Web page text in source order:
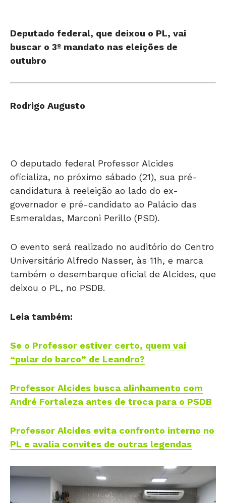
Deputado federal, que deixou o PL, vai
buscar o 3º mandato nas eleições de
outubro
Rodrigo Augusto
O deputado federal Professor Alcides
oficializa, no próximo sábado (21), sua pré-
candidatura à reeleição ao lado do ex-
governador e pré-candidato ao Palácio das
Esmeraldas, Marconi Perillo (PSD).
O evento será realizado no auditório do Centro
Universitário Alfredo Nasser, às 11h, e marca
também o desembarque oficial de Alcides, que
deixou o PL, no PSDB.
Leia também:
Se o Professor estiver certo, quem vai
“pular do barco” de Leandro?
Professor Alcides busca alinhamento com
André Fortaleza antes de troca para o PSDB
Professor Alcides evita confronto interno no
PL e avalia convites de outras legendas